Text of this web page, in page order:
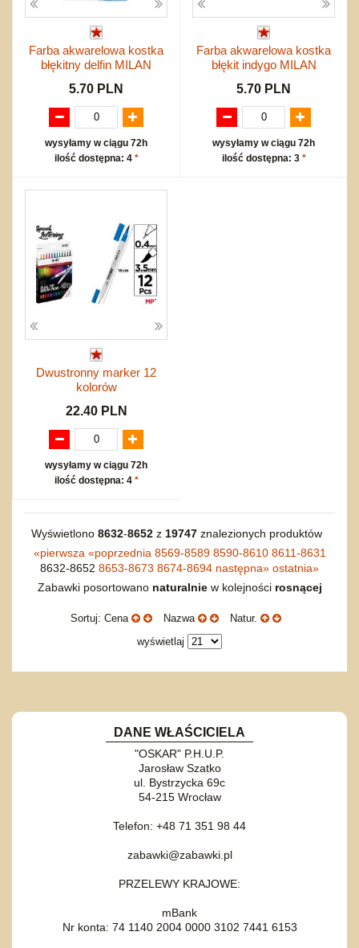
Farba akwarelowa kostka
błękitny delfin MILAN
5.70 PLN
wysyłamy w ciągu 72h
ilość dostępna: 4 *
Farba akwarelowa kostka
błękit indygo MILAN
5.70 PLN
wysyłamy w ciągu 72h
ilość dostępna: 3 *
Dwustronny marker 12
kolorów
22.40 PLN
wysyłamy w ciągu 72h
ilość dostępna: 4 *
Wyświetlono 8632-8652z 19747znalezionych produktów
«pierwsza «poprzednia 8569-8589 8590-8610 8611-8631
8632-8652 8653-8673 8674-8694 następna» ostatnia»
Zabawki posortowano naturalniew kolejności rosnącej
Sortuj: Cena Nazwa
Natur.
wyświetlaj
DANE WŁAŚCICIELA
"OSKAR" P.H.U.P.
Jarosław Szatko
ul. Bystrzycka 69c
54-215 Wrocław
Telefon: +48 71 351 98 44
zabawki@zabawki.pl
PRZELEWY KRAJOWE:
mBank
Nr konta: 74 1140 2004 0000 3102 7441 6153